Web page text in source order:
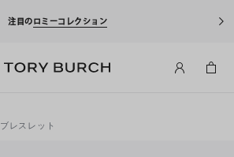
注目のロミーコレクション
ブレスレット